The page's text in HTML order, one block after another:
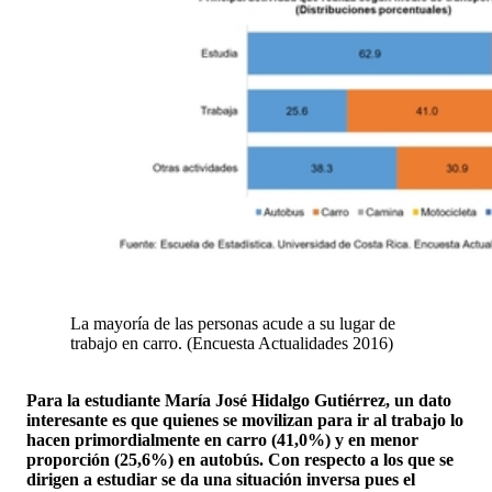
La mayoría de las personas acude a su lugar de
trabajo en carro. (Encuesta Actualidades 2016)
Para la estudiante María José Hidalgo Gutiérrez, un dato
interesante es que quienes se movilizan para ir al trabajo lo
hacen primordialmente en carro (41,0%) y en menor
proporción (25,6%) en autobús. Con respecto a los que se
dirigen a estudiar se da una situación inversa pues el